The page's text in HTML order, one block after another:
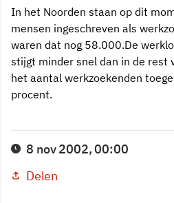
In het Noorden staan op dit
mensen ingeschreven als
waren dat nog 58.000.De
stijgt minder snel dan in de rest
het aantal werkzoekenden
procent.
8 nov 2002, 00:00
Delen